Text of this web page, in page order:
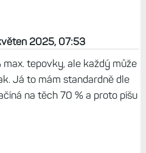
2025, 07:53
max. tepovky, ale každý může
Já to mám standardně dle
na těch 70 % a proto píšu